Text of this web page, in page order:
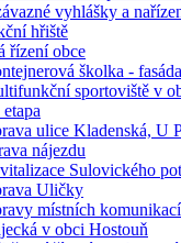
vyhlášky a
hřiště
řízení obce
školka - fasáda
sportoviště v
ulice Kladenská, U
nájezdu
Sulovického
Uličky
místních
v obci Hostouň